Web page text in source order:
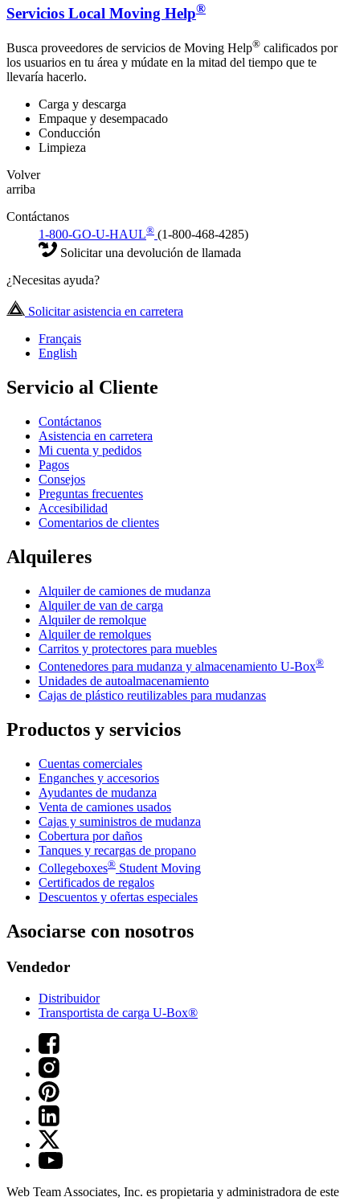
Servicios Local Moving Help®
Busca proveedores de servicios de Moving Help® calificados por
los usuarios en tu área y múdate en la mitad del tiempo que te
llevaría hacerlo.
Carga y descarga
Empaque y desempacado
Conducción
Limpieza
Volver
arriba
Contáctanos
1-800-GO-U-HAUL® (1-800-468-4285)
Solicitar una devolución de llamada
¿Necesitas ayuda?
Solicitar asistencia en carretera
Français
English
Servicio al Cliente
Contáctanos
Asistencia en carretera
Mi cuenta y pedidos
Pagos
Consejos
Preguntas frecuentes
Accesibilidad
Comentarios de clientes
Alquileres
Alquiler de camiones de mudanza
Alquiler de van de carga
Alquiler de remolque
Alquiler de remolques
Carritos y protectores para muebles
Contenedores para mudanza y almacenamiento U-Box®
Unidades de autoalmacenamiento
Cajas de plástico reutilizables para mudanzas
Productos y servicios
Cuentas comerciales
Enganches y accesorios
Ayudantes de mudanza
Venta de camiones usados
Cajas y suministros de mudanza
Cobertura por daños
Tanques y recargas de propano
Collegeboxes® Student Moving
Certificados de regalos
Descuentos y ofertas especiales
Asociarse con nosotros
Vendedor
Distribuidor
Transportista de carga U-Box®
Web Team Associates, Inc. es propietaria y administradora de este